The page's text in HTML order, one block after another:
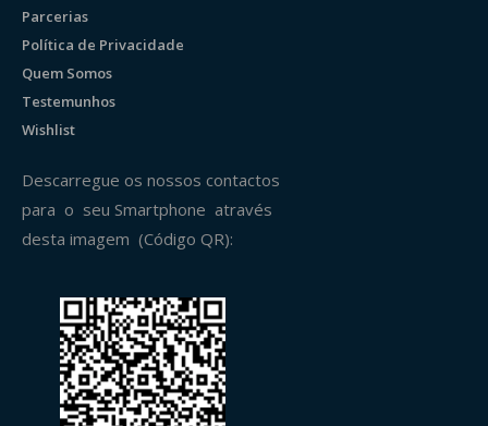
Parcerias
Política de Privacidade
Quem Somos
Testemunhos
Wishlist
Descarregue os nossos contactos
para o seu Smartphone através
desta imagem (Código QR):